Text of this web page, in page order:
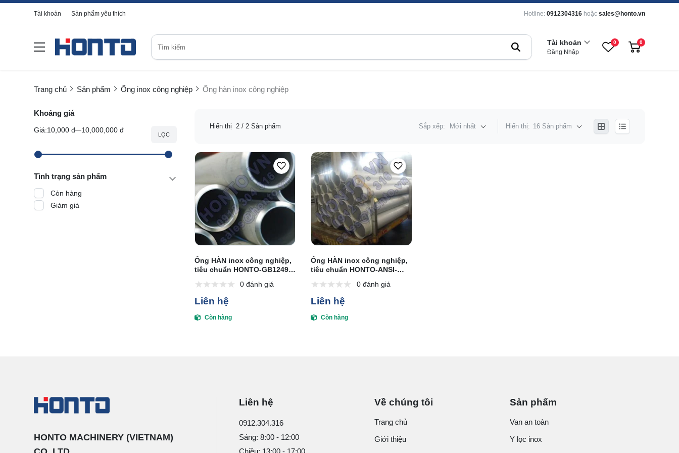
Tài khoản Sản phẩm yêu thích Hotline: 0912304316 hoặc sales@honto.vn
Tài khoản
Đăng Nhập
0 0
Trang chủ Sản phẩm Ống inox công nghiệp Ống hàn inox công nghiệp
Khoảng giá
Giá:10,000 đ 10,000,000 đ
LỌC
Tình trạng sản phẩm
Còn hàng
Giảm giá
Hiển thị 2/ 2 Sản phẩm Sắp xếp: Mới nhất Hiển thị: 16 Sản phẩm
Ống HÀN inox công nghiệp,
tiêu chuẩn HONTO-GB12495-
0 đánh giá
Liên hệ
Còn hàng
Ống HÀN inox công nghiệp,
tiêu chuẩn HONTO-ANSI-
0 đánh giá
Liên hệ
Còn hàng
HONTO MACHINERY (VIETNAM)
Liên hệ
0912.304.316
Sáng: 8:00 - 12:00
Về chúng tôi
Trang chủ
Giới thiệu
Sản phẩm
Van an toàn
Y lọc inox